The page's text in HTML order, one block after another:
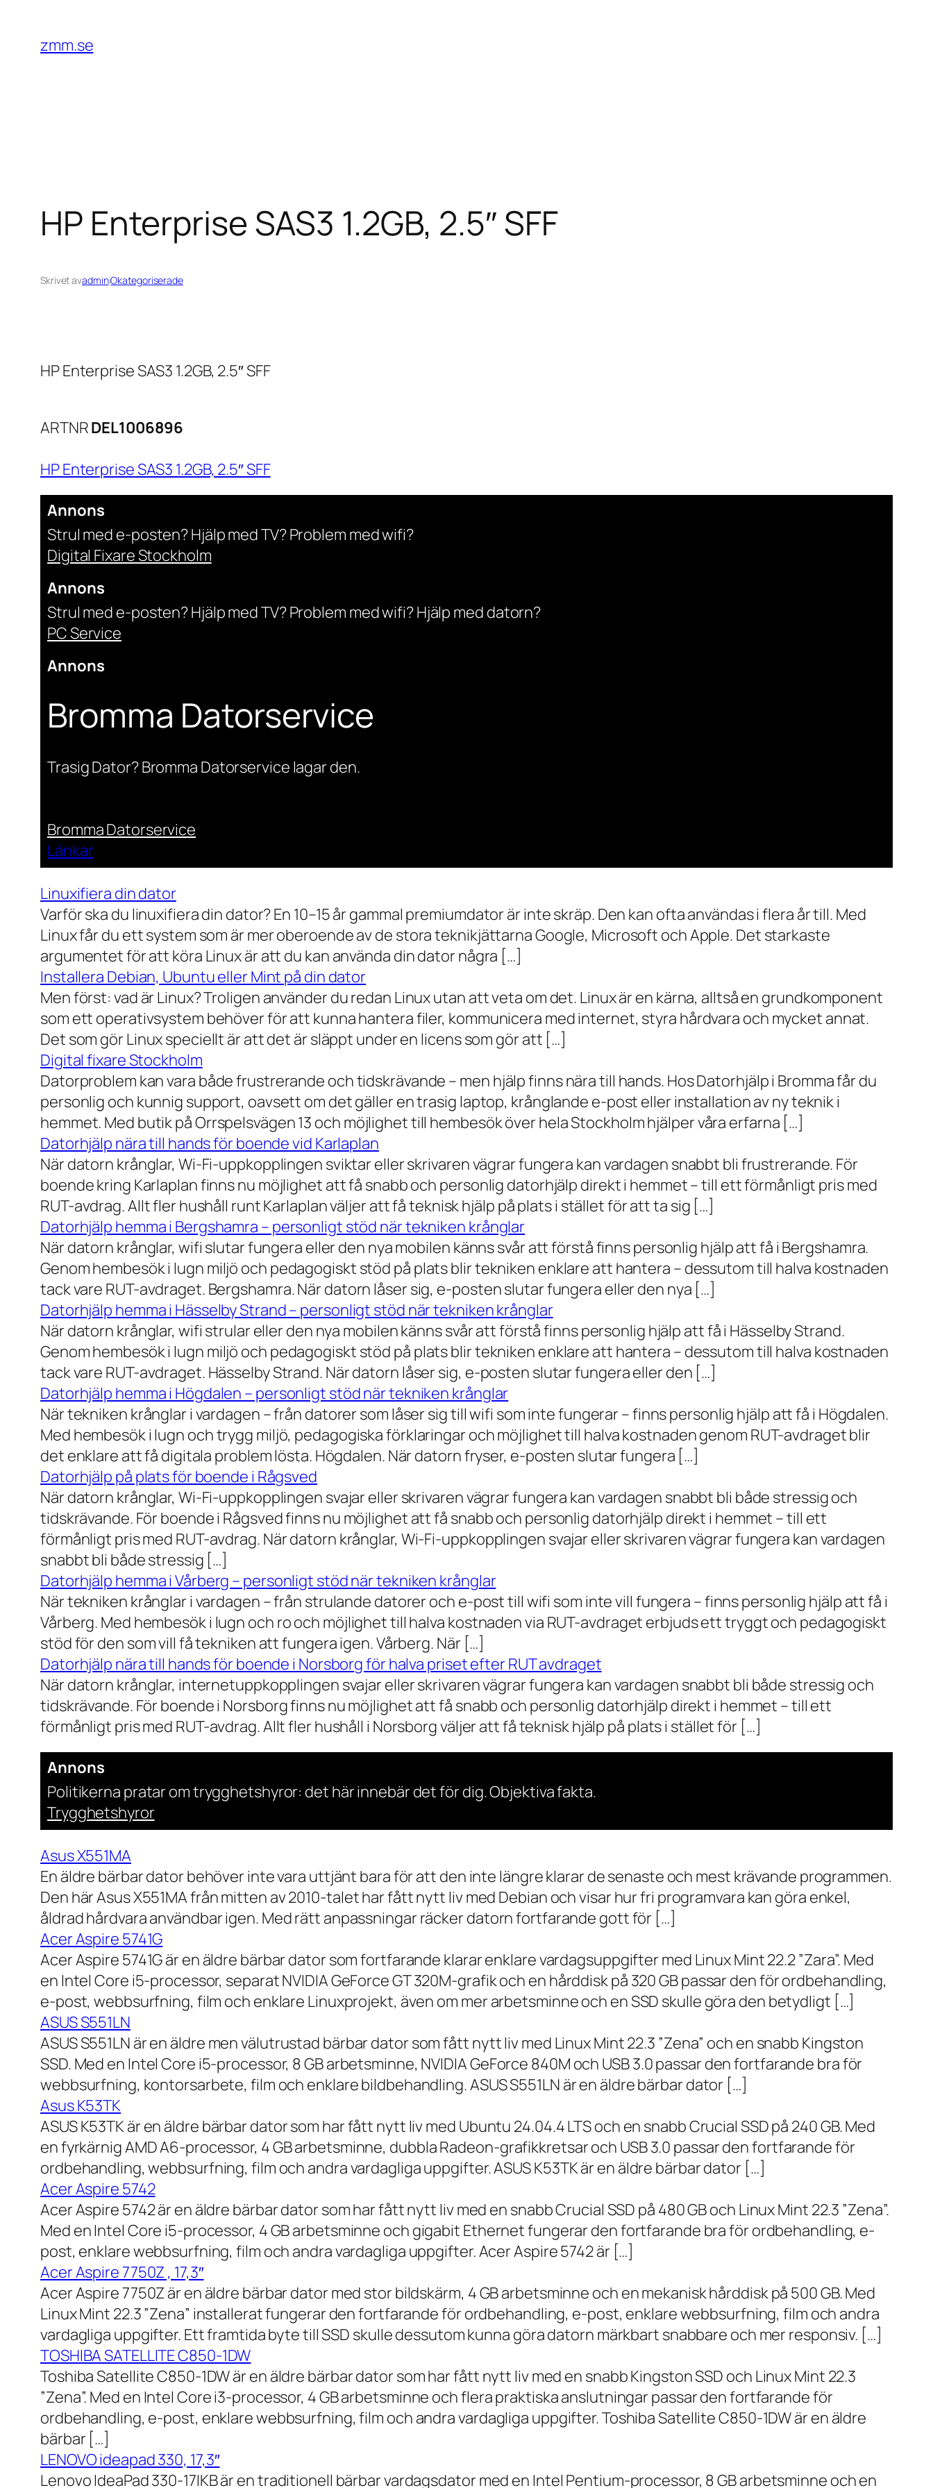
innehåll
zmm.se
HP Enterprise SAS3 1.2GB, 2.5″ SFF
Skrivet avadminiOkategoriserade
HP Enterprise SAS3 1.2GB, 2.5″ SFF
ARTNRDEL1006896
HP Enterprise SAS3 1.2GB, 2.5″ SFF
Annons
Strul med e-posten? Hjälp med TV? Problem med wifi?
Digital Fixare Stockholm
Annons
Strul med e-posten? Hjälp med TV? Problem med wifi? Hjälp med datorn?
PC Service
Annons
Bromma Datorservice
Trasig Dator? Bromma Datorservice lagar den.
Bromma Datorservice
Länkar
Linuxifiera din dator
Varför ska du linuxifiera din dator? En 10–15 år gammal premiumdator är inte skräp. Den kan ofta användas i flera år till. Med
Linux får du ett system som är mer oberoende av de stora teknikjättarna Google, Microsoft och Apple. Det starkaste
argumentet för att köra Linux är att du kan använda din dator några […]
Installera Debian, Ubuntu eller Mint på din dator
Men först: vad är Linux? Troligen använder du redan Linux utan att veta om det. Linux är en kärna, alltså en grundkomponent
som ett operativsystem behöver för att kunna hantera filer, kommunicera med internet, styra hårdvara och mycket annat.
Det som gör Linux speciellt är att det är släppt under en licens som gör att […]
Digital fixare Stockholm
Datorproblem kan vara både frustrerande och tidskrävande – men hjälp finns nära till hands. Hos Datorhjälp i Bromma får du
personlig och kunnig support, oavsett om det gäller en trasig laptop, krånglande e-post eller installation av ny teknik i
hemmet. Med butik på Orrspelsvägen 13 och möjlighet till hembesök över hela Stockholm hjälper våra erfarna […]
Datorhjälp nära till hands för boende vid Karlaplan
När datorn krånglar, Wi-Fi-uppkopplingen sviktar eller skrivaren vägrar fungera kan vardagen snabbt bli frustrerande. För
boende kring Karlaplan finns nu möjlighet att få snabb och personlig datorhjälp direkt i hemmet – till ett förmånligt pris med
RUT-avdrag. Allt fler hushåll runt Karlaplan väljer att få teknisk hjälp på plats i stället för att ta sig […]
Datorhjälp hemma i Bergshamra – personligt stöd när tekniken krånglar
När datorn krånglar, wifi slutar fungera eller den nya mobilen känns svår att förstå finns personlig hjälp att få i Bergshamra.
Genom hembesök i lugn miljö och pedagogiskt stöd på plats blir tekniken enklare att hantera – dessutom till halva kostnaden
tack vare RUT-avdraget. Bergshamra. När datorn låser sig, e-posten slutar fungera eller den nya […]
Datorhjälp hemma i Hässelby Strand – personligt stöd när tekniken krånglar
När datorn krånglar, wifi strular eller den nya mobilen känns svår att förstå finns personlig hjälp att få i Hässelby Strand.
Genom hembesök i lugn miljö och pedagogiskt stöd på plats blir tekniken enklare att hantera – dessutom till halva kostnaden
tack vare RUT-avdraget. Hässelby Strand. När datorn låser sig, e-posten slutar fungera eller den […]
Datorhjälp hemma i Högdalen – personligt stöd när tekniken krånglar
När tekniken krånglar i vardagen – från datorer som låser sig till wifi som inte fungerar – finns personlig hjälp att få i Högdalen.
Med hembesök i lugn och trygg miljö, pedagogiska förklaringar och möjlighet till halva kostnaden genom RUT-avdraget blir
det enklare att få digitala problem lösta. Högdalen. När datorn fryser, e-posten slutar fungera […]
Datorhjälp på plats för boende i Rågsved
När datorn krånglar, Wi-Fi-uppkopplingen svajar eller skrivaren vägrar fungera kan vardagen snabbt bli både stressig och
tidskrävande. För boende i Rågsved finns nu möjlighet att få snabb och personlig datorhjälp direkt i hemmet – till ett
förmånligt pris med RUT-avdrag. När datorn krånglar, Wi-Fi-uppkopplingen svajar eller skrivaren vägrar fungera kan vardagen
snabbt bli både stressig […]
Datorhjälp hemma i Vårberg – personligt stöd när tekniken krånglar
När tekniken krånglar i vardagen – från strulande datorer och e-post till wifi som inte vill fungera – finns personlig hjälp att få i
Vårberg. Med hembesök i lugn och ro och möjlighet till halva kostnaden via RUT-avdraget erbjuds ett tryggt och pedagogiskt
stöd för den som vill få tekniken att fungera igen. Vårberg. När […]
Datorhjälp nära till hands för boende i Norsborg för halva priset efter RUT avdraget
När datorn krånglar, internetuppkopplingen svajar eller skrivaren vägrar fungera kan vardagen snabbt bli både stressig och
tidskrävande. För boende i Norsborg finns nu möjlighet att få snabb och personlig datorhjälp direkt i hemmet – till ett
förmånligt pris med RUT-avdrag. Allt fler hushåll i Norsborg väljer att få teknisk hjälp på plats i stället för […]
Annons
Politikerna pratar om trygghetshyror: det här innebär det för dig. Objektiva fakta.
Trygghetshyror
Asus X551MA
En äldre bärbar dator behöver inte vara uttjänt bara för att den inte längre klarar de senaste och mest krävande programmen.
Den här Asus X551MA från mitten av 2010-talet har fått nytt liv med Debian och visar hur fri programvara kan göra enkel,
åldrad hårdvara användbar igen. Med rätt anpassningar räcker datorn fortfarande gott för […]
Acer Aspire 5741G
Acer Aspire 5741G är en äldre bärbar dator som fortfarande klarar enklare vardagsuppgifter med Linux Mint 22.2 ”Zara”. Med
en Intel Core i5-processor, separat NVIDIA GeForce GT 320M-grafik och en hårddisk på 320 GB passar den för ordbehandling,
e-post, webbsurfning, film och enklare Linuxprojekt, även om mer arbetsminne och en SSD skulle göra den betydligt […]
ASUS S551LN
ASUS S551LN är en äldre men välutrustad bärbar dator som fått nytt liv med Linux Mint 22.3 ”Zena” och en snabb Kingston
SSD. Med en Intel Core i5-processor, 8 GB arbetsminne, NVIDIA GeForce 840M och USB 3.0 passar den fortfarande bra för
webbsurfning, kontorsarbete, film och enklare bildbehandling. ASUS S551LN är en äldre bärbar dator […]
Asus K53TK
ASUS K53TK är en äldre bärbar dator som har fått nytt liv med Ubuntu 24.04.4 LTS och en snabb Crucial SSD på 240 GB. Med
en fyrkärnig AMD A6-processor, 4 GB arbetsminne, dubbla Radeon-grafikkretsar och USB 3.0 passar den fortfarande för
ordbehandling, webbsurfning, film och andra vardagliga uppgifter. ASUS K53TK är en äldre bärbar dator […]
Acer Aspire 5742
Acer Aspire 5742 är en äldre bärbar dator som har fått nytt liv med en snabb Crucial SSD på 480 GB och Linux Mint 22.3 ”Zena”.
Med en Intel Core i5-processor, 4 GB arbetsminne och gigabit Ethernet fungerar den fortfarande bra för ordbehandling, e-
post, enklare webbsurfning, film och andra vardagliga uppgifter. Acer Aspire 5742 är […]
Acer Aspire 7750Z , 17,3″
Acer Aspire 7750Z är en äldre bärbar dator med stor bildskärm, 4 GB arbetsminne och en mekanisk hårddisk på 500 GB. Med
Linux Mint 22.3 ”Zena” installerat fungerar den fortfarande för ordbehandling, e-post, enklare webbsurfning, film och andra
vardagliga uppgifter. Ett framtida byte till SSD skulle dessutom kunna göra datorn märkbart snabbare och mer responsiv. […]
TOSHIBA SATELLITE C850-1DW
Toshiba Satellite C850-1DW är en äldre bärbar dator som har fått nytt liv med en snabb Kingston SSD och Linux Mint 22.3
”Zena”. Med en Intel Core i3-processor, 4 GB arbetsminne och flera praktiska anslutningar passar den fortfarande för
ordbehandling, e-post, enklare webbsurfning, film och andra vardagliga uppgifter. Toshiba Satellite C850-1DW är en äldre
bärbar […]
LENOVO ideapad 330, 17,3″
Lenovo IdeaPad 330-17IKB är en traditionell bärbar vardagsdator med en Intel Pentium-processor, 8 GB arbetsminne och en